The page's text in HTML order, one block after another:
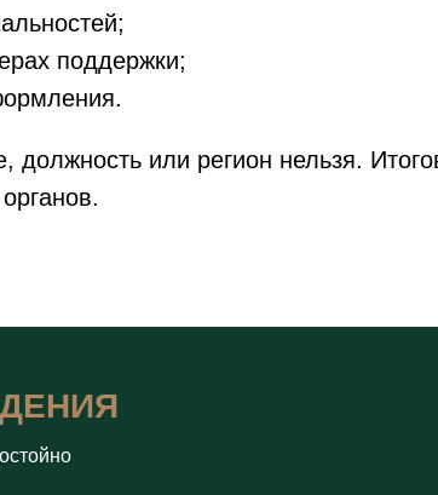
поддержки;
должность или регион нельзя.